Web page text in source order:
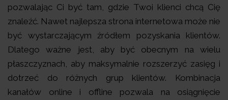
pozwalając Ci być tam, gdzie Twoi klienci chcą Cię
znaleźć. Nawet najlepsza strona internetowa może nie
być wystarczającym źródłem pozyskania klientów.
Dlatego ważne jest, aby być obecnym na wielu
płaszczyznach, aby maksymalnie rozszerzyć zasięg i
dotrzeć do różnych grup klientów. Kombinacja
kanałów online i offline pozwala na osiągnięcie